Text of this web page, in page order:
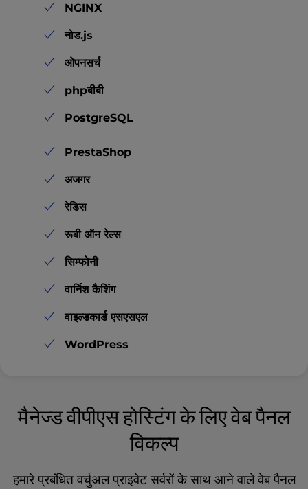
NGINX
नोड.js
ओपनसर्च
phpबीबी
PostgreSQL
PrestaShop
अजगर
रेडिस
रूबी ऑन रेल्स
सिम्फोनी
वार्निश कैशिंग
वाइल्डकार्ड एसएसएल
WordPress
मैनेज्ड वीपीएस होस्टिंग के लिए वेब पैनल
विकल्प
हमारे प्रबंधित वर्चुअल प्राइवेट सर्वरों के साथ आने वाले वेब पैनल